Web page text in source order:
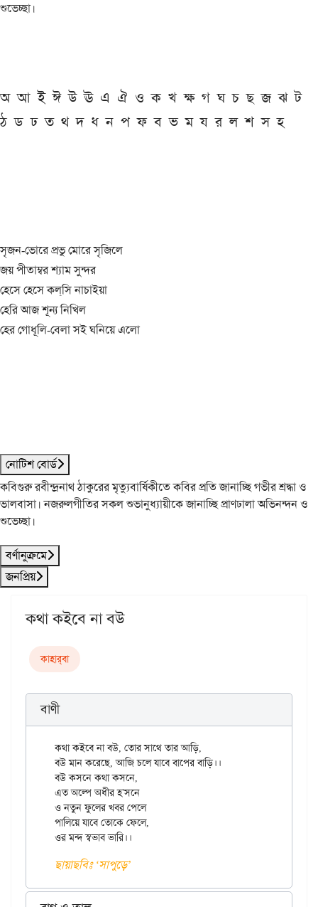
শুভেচ্ছা।
অ আ ই ঈ উ ঊ এ ঐ ও ক খ ক্ষ গ ঘ চ ছ জ ঝ ট
ঠ ড ঢ ত থ দ ধ ন প ফ ব ভ ম য র ল শ স হ
সৃজন-ভোরে প্রভু মোরে সৃজিলে
জয় পীতাম্বর শ্যাম সুন্দর
হেসে হেসে কল্‌সি নাচাইয়া
হেরি আজ শূন্য নিখিল
হের গোধূলি-বেলা সই ঘনিয়ে এলো
নোটিশ বোর্ড
কবিগুরু রবীন্দ্রনাথ ঠাকুরের মৃত্যুবার্ষিকীতে কবির প্রতি জানাচ্ছি গভীর শ্রদ্ধা ও
ভালবাসা। নজরুলগীতির সকল শুভানুধ্যায়ীকে জানাচ্ছি প্রাণঢালা অভিনন্দন ও
শুভেচ্ছা।
বর্ণানুক্রমে
জনপ্রিয়
কথা কইবে না বউ
কাহার্‌বা
বাণী
কথা কইবে না বউ, তোর সাথে তার আড়ি,
বউ মান করেছে, আজি চলে যাবে বাপের বাড়ি।।
বউ কসনে কথা কসনে,
এত অল্পে অধীর হ'সনে
ও নতুন ফুলের খবর পেলে
পালিয়ে যাবে তোকে ফেলে,
ছায়াছবিঃ ‌‘সাপুড়ে’